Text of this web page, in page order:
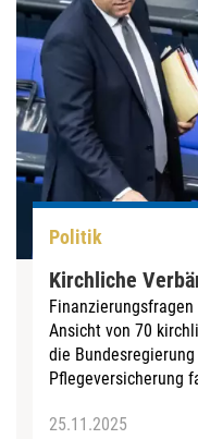
Politik
Kirchliche
Ansicht von 70
die
Pflegeversicherung
25.11.2025